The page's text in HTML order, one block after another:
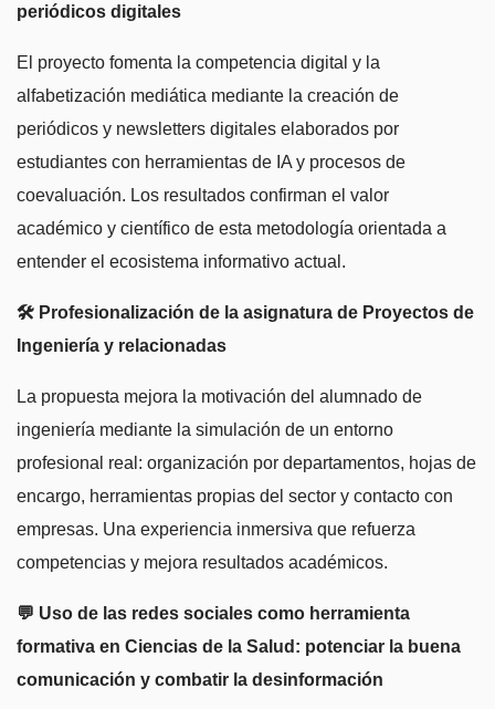
periódicos digitales
El proyecto fomenta la competencia digital y la
alfabetización mediática mediante la creación de
periódicos y newsletters digitales elaborados por
estudiantes con herramientas de IA y procesos de
coevaluación. Los resultados confirman el valor
académico y científico de esta metodología orientada a
entender el ecosistema informativo actual.
🛠️ Profesionalización de la asignatura de Proyectos de
Ingeniería y relacionadas
La propuesta mejora la motivación del alumnado de
ingeniería mediante la simulación de un entorno
profesional real: organización por departamentos, hojas de
encargo, herramientas propias del sector y contacto con
empresas. Una experiencia inmersiva que refuerza
competencias y mejora resultados académicos.
💬 Uso de las redes sociales como herramienta
formativa en Ciencias de la Salud: potenciar la buena
comunicación y combatir la desinformación